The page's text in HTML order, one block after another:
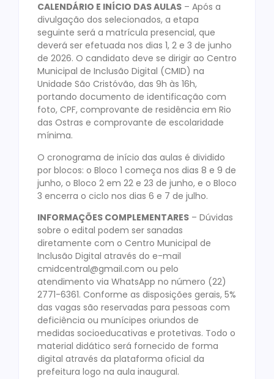
CALENDÁRIO E INÍCIO DAS AULAS – Após a
divulgação dos selecionados, a etapa
seguinte será a matrícula presencial, que
deverá ser efetuada nos dias 1, 2 e 3 de junho
de 2026. O candidato deve se dirigir ao Centro
Municipal de Inclusão Digital (CMID) na
Unidade São Cristóvão, das 9h às 16h,
portando documento de identificação com
foto, CPF, comprovante de residência em Rio
das Ostras e comprovante de escolaridade
mínima.
O cronograma de início das aulas é dividido
por blocos: o Bloco 1 começa nos dias 8 e 9 de
junho, o Bloco 2 em 22 e 23 de junho, e o Bloco
3 encerra o ciclo nos dias 6 e 7 de julho.
INFORMAÇÕES COMPLEMENTARES – Dúvidas
sobre o edital podem ser sanadas
diretamente com o Centro Municipal de
Inclusão Digital através do e-mail
cmidcentral@gmail.com ou pelo
atendimento via WhatsApp no número (22)
2771-6361. Conforme as disposições gerais, 5%
das vagas são reservadas para pessoas com
deficiência ou munícipes oriundos de
medidas socioeducativas e protetivas. Todo o
material didático será fornecido de forma
digital através da plataforma oficial da
prefeitura logo na aula inaugural.